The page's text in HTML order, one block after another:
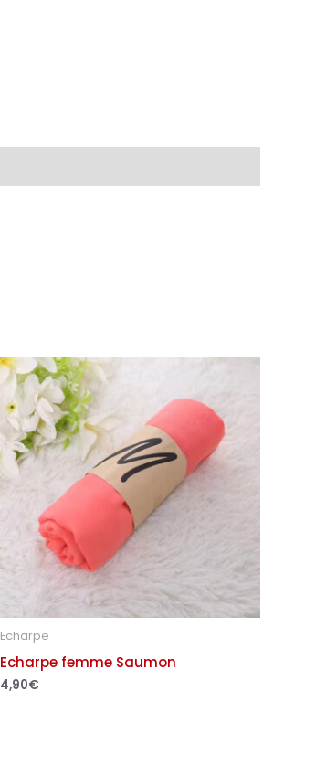
Echarpe
Echarpe femme Saumon
4,90€